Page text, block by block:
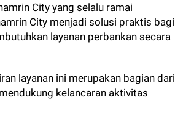
City yang selalu ramai
City menjadi solusi praktis bagi
layanan perbankan secara
layanan ini merupakan bagian dari
kelancaran aktivitas